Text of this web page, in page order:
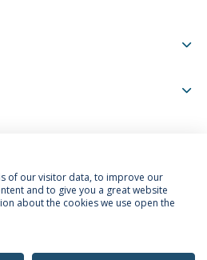
Termos & Condições
of our visitor data, to improve our
and to give you a great website
about the cookies we use open the